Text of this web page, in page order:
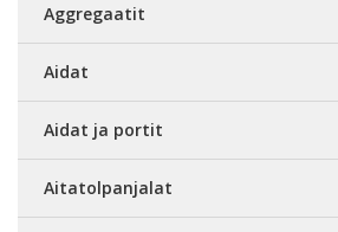
Aggregaatit
Aidat
Aidat ja portit
Aitatolpanjalat